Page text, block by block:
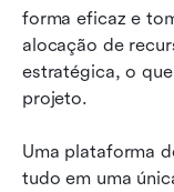
forma eficaz e
alocação de
estratégica, o
projeto.
Uma plataforma
tudo em uma